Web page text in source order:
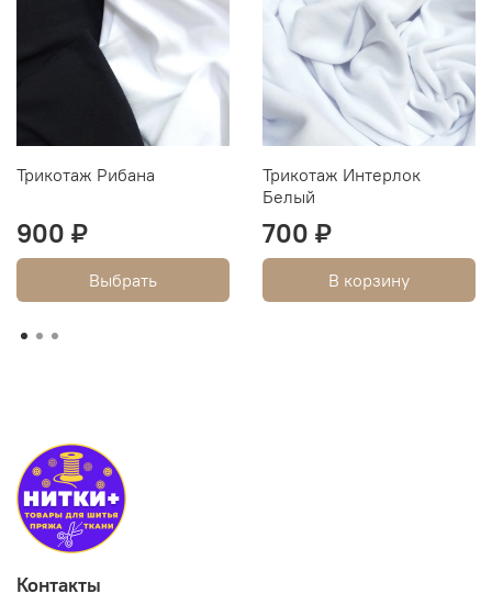
Трикотаж Рибана
900 ₽
Выбрать
Трикотаж Интерлок
Белый
700 ₽
В корзину
Контакты